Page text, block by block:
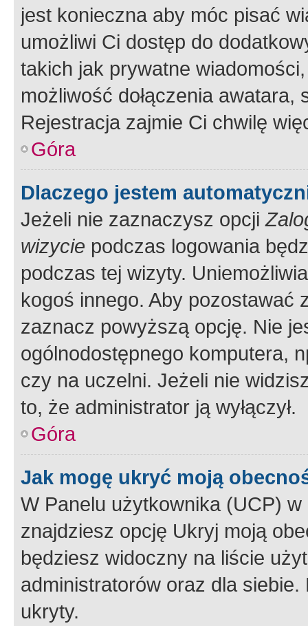
jest konieczna aby móc pisać
umożliwi Ci dostęp do
takich jak prywatne
możliwość dołączenia
Rejestracja zajmie Ci chwilę
Góra
Dlaczego jestem
Jeżeli nie zaznaczysz opcji
wizycie podczas logowania
podczas tej wizyty.
kogoś innego. Aby pozostawać
zaznacz powyższą opcję. Nie
ogólnodostępnego komputera,
czy na uczelni. Jeżeli nie
to, że administrator ją wyłączył.
Góra
Jak mogę ukryć moją
W Panelu użytkownika (UCP) w
znajdziesz opcję Ukryj moją
będziesz widoczny na liście
administratorów oraz dla
ukryty.